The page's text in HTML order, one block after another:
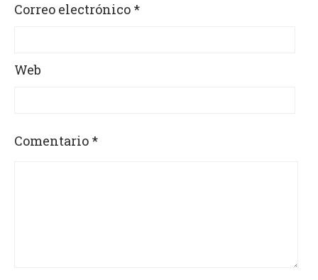
Correo electrónico *
Web
Comentario *